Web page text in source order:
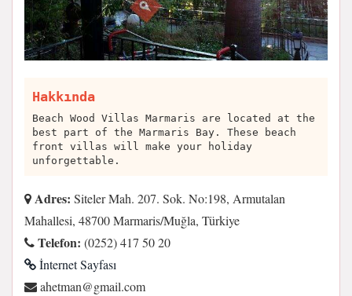
Hakkında
Beach Wood Villas Marmaris are located at the
best part of the Marmaris Bay. These beach
front villas will make your holiday
unforgettable.
Adres: Siteler Mah. 207. Sok. No:198, Armutalan
Mahallesi, 48700 Marmaris/Muğla, Türkiye
Telefon: (0252) 417 50 20
İnternet Sayfası
moc.liamg@namteha